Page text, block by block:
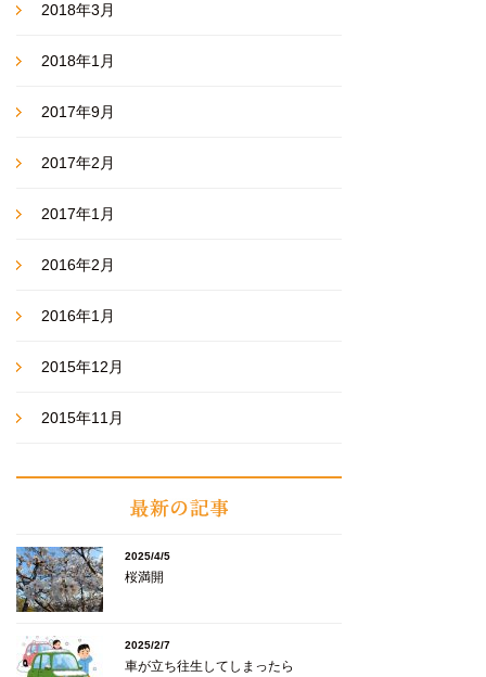
2018年3月
2018年1月
2017年9月
2017年2月
2017年1月
2016年2月
2016年1月
2015年12月
2015年11月
2025/4/5
桜満開
2025/2/7
車が立ち往生してしまったら